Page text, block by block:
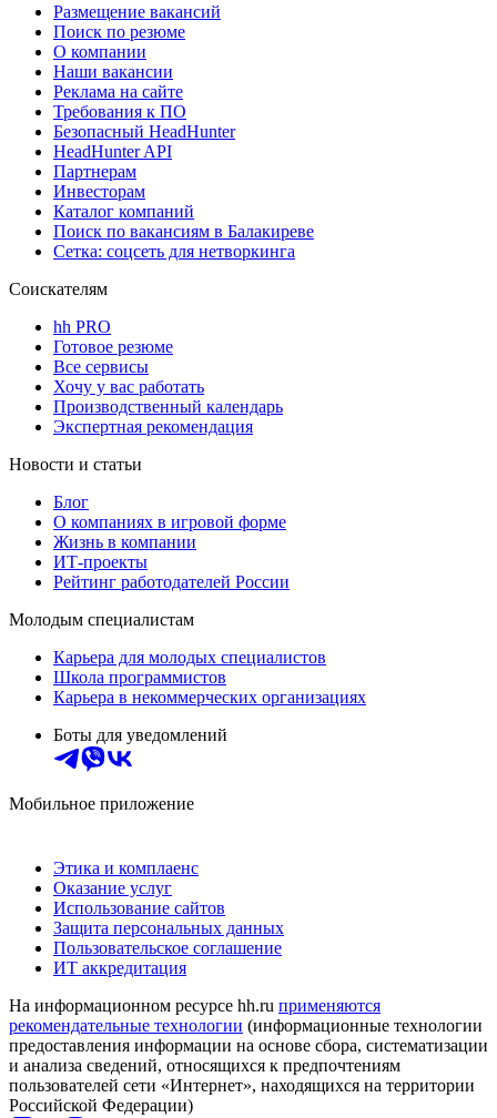
Размещение вакансий
Поиск по резюме
О компании
Наши вакансии
Реклама на сайте
Требования к ПО
Безопасный HeadHunter
HeadHunter API
Партнерам
Инвесторам
Каталог компаний
Поиск по вакансиям в Балакиреве
Сетка: соцсеть для нетворкинга
Соискателям
hh PRO
Готовое резюме
Все сервисы
Хочу у вас работать
Производственный календарь
Экспертная рекомендация
Новости и статьи
Блог
О компаниях в игровой форме
Жизнь в компании
ИТ-проекты
Рейтинг работодателей России
Молодым специалистам
Карьера для молодых специалистов
Школа программистов
Карьера в некоммерческих организациях
Боты для уведомлений
Мобильное приложение
Этика и комплаенс
Оказание услуг
Использование сайтов
Защита персональных данных
Пользовательское соглашение
ИТ аккредитация
На информационном ресурсе hh.ru применяются
рекомендательные технологии (информационные технологии
предоставления информации на основе сбора, систематизации
и анализа сведений, относящихся к предпочтениям
пользователей сети «Интернет», находящихся на территории
Российской Федерации)